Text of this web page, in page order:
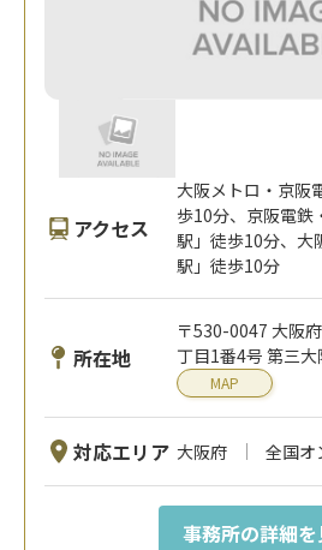
アクセス
大阪メトロ・京阪
歩10分、京阪電鉄
駅」徒歩10分、大
駅」徒歩10分
所在地
〒530-0047 大阪
丁目1番4号 第三
MAP
対応エリア 大阪府 全国オ
事務所の詳細を